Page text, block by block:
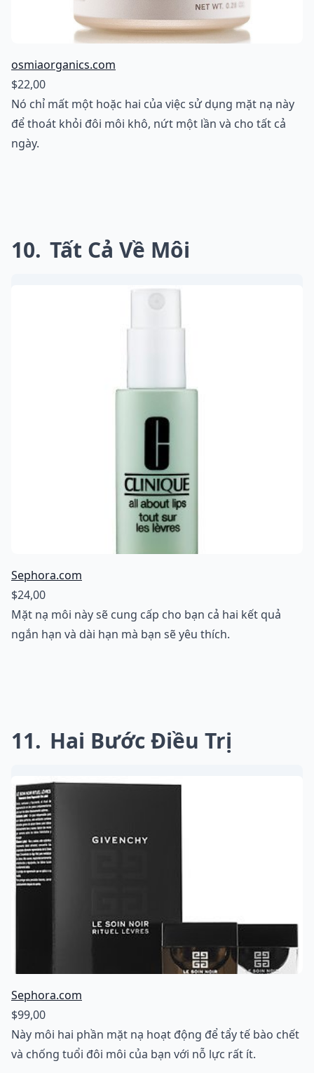
osmiaorganics.com
$22,00
Nó chỉ mất một hoặc hai của việc sử dụng mặt nạ này
để thoát khỏi đôi môi khô, nứt một lần và cho tất cả
ngày.
10 Tất Cả Về Môi
Sephora.com
$24,00
Mặt nạ môi này sẽ cung cấp cho bạn cả hai kết quả
ngắn hạn và dài hạn mà bạn sẽ yêu thích.
11 Hai Bước Điều Trị
Sephora.com
$99,00
Này môi hai phần mặt nạ hoạt động để tẩy tế bào chết
và chống tuổi đôi môi của bạn với nỗ lực rất ít.